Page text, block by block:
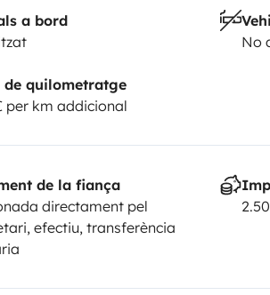
a bord
No
de quilometratge
per km addicional
de la fiança
directament pel
efectiu, transferència